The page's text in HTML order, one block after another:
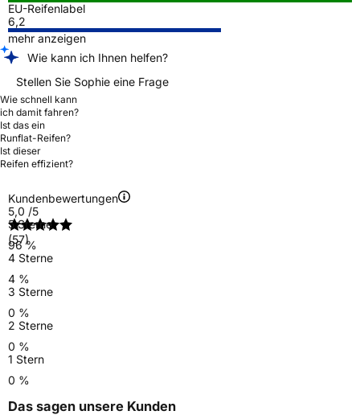
EU-Reifenlabel
6,2
mehr anzeigen
Wie kann ich Ihnen helfen?
Stellen Sie Sophie eine Frage
Wie schnell kann
ich damit fahren?
Ist das ein
Runflat-Reifen?
Ist dieser
Reifen effizient?
Kundenbewertungen
5,0 /5
(57)
5 Sterne
96 %
4 Sterne
4 %
3 Sterne
0 %
2 Sterne
0 %
1 Stern
0 %
Das sagen unsere Kunden